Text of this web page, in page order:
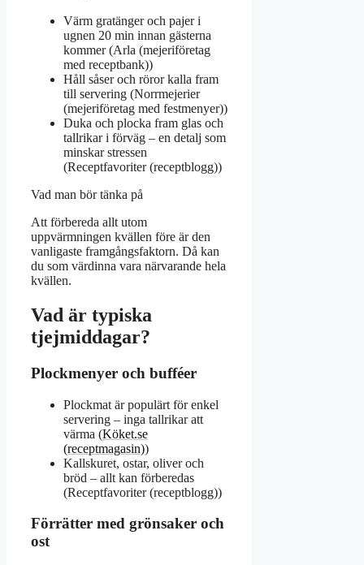
Värm gratänger och pajer i
ugnen 20 min innan gästerna
kommer (Arla (mejeriföretag
med receptbank))
Håll såser och röror kalla fram
till servering (Norrmejerier
(mejeriföretag med festmenyer))
Duka och plocka fram glas och
tallrikar i förväg – en detalj som
minskar stressen
(Receptfavoriter (receptblogg))
Vad man bör tänka på
Att förbereda allt utom
uppvärmningen kvällen före är den
vanligaste framgångsfaktorn. Då kan
du som värdinna vara närvarande hela
kvällen.
Vad är typiska
tjejmiddagar?
Plockmenyer och bufféer
Plockmat är populärt för enkel
servering – inga tallrikar att
värma (Köket.se
(receptmagasin))
Kallskuret, ostar, oliver och
bröd – allt kan förberedas
(Receptfavoriter (receptblogg))
Förrätter med grönsaker och
ost